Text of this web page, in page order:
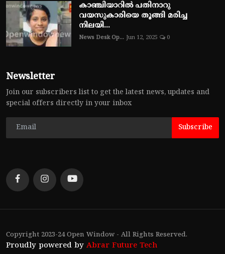
കാഞ്ചിയാറിൽ പതിനാറു
വയസുകാരിയെ തൂങ്ങി മരിച്ച
നിലയി...
News Desk Op... Jun 12, 2025 0
Newsletter
Join our subscribers list to get the latest news, updates and
special offers directly in your inbox
Subscribe
Copyright 2023-24 Open Window - All Rights Reserved.
Proudly powered by Abrar Future Tech